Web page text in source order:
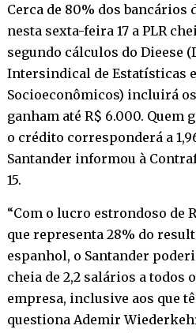
Cerca de 80% dos bancários
nesta sexta-feira 17 a PLR
segundo cálculos do Dieese
Intersindical de Estatísticas
Socioeconômicos) incluirá
ganham até R$ 6.000. Quem
o crédito corresponderá a
Santander informou à
15.
“Com o lucro estrondoso de
que representa 28% do
espanhol, o Santander
cheia de 2,2 salários a todos
empresa, inclusive aos que
questiona Ademir